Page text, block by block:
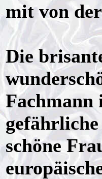
mit von
Die
Fachmann
schöne